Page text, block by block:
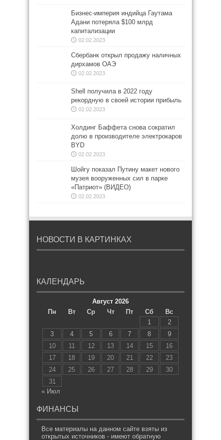
Бизнес-империя индийца Гаутама
Адани потеряла $100 млрд
капитализации
02.02.2023
Сбербанк открыл продажу наличных
дирхамов ОАЭ
02.02.2023
Shell получила в 2022 году
рекордную в своей истории прибыль
02.02.2023
Холдинг Баффета снова сократил
долю в производителе электрокаров
BYD
02.02.2023
Шойгу показал Путину макет нового
музея вооруженных сил в парке
«Патриот» (ВИДЕО)
02.02.2023
НОВОСТИ В КАРТИНКАХ
КАЛЕНДАРЬ
Август 2026
Пн
Вт Ср Чт Пт Сб
Вс
1
2
3
4 5 6 7 8
9
10
11 12 13 14 15
16
17
18 19 20 21 22
23
24
25 26 27 28 29
30
31
« Июл
ФИНАНСЫ
Все материалы на данном сайте взяты из
открытых источников - имеют обратную